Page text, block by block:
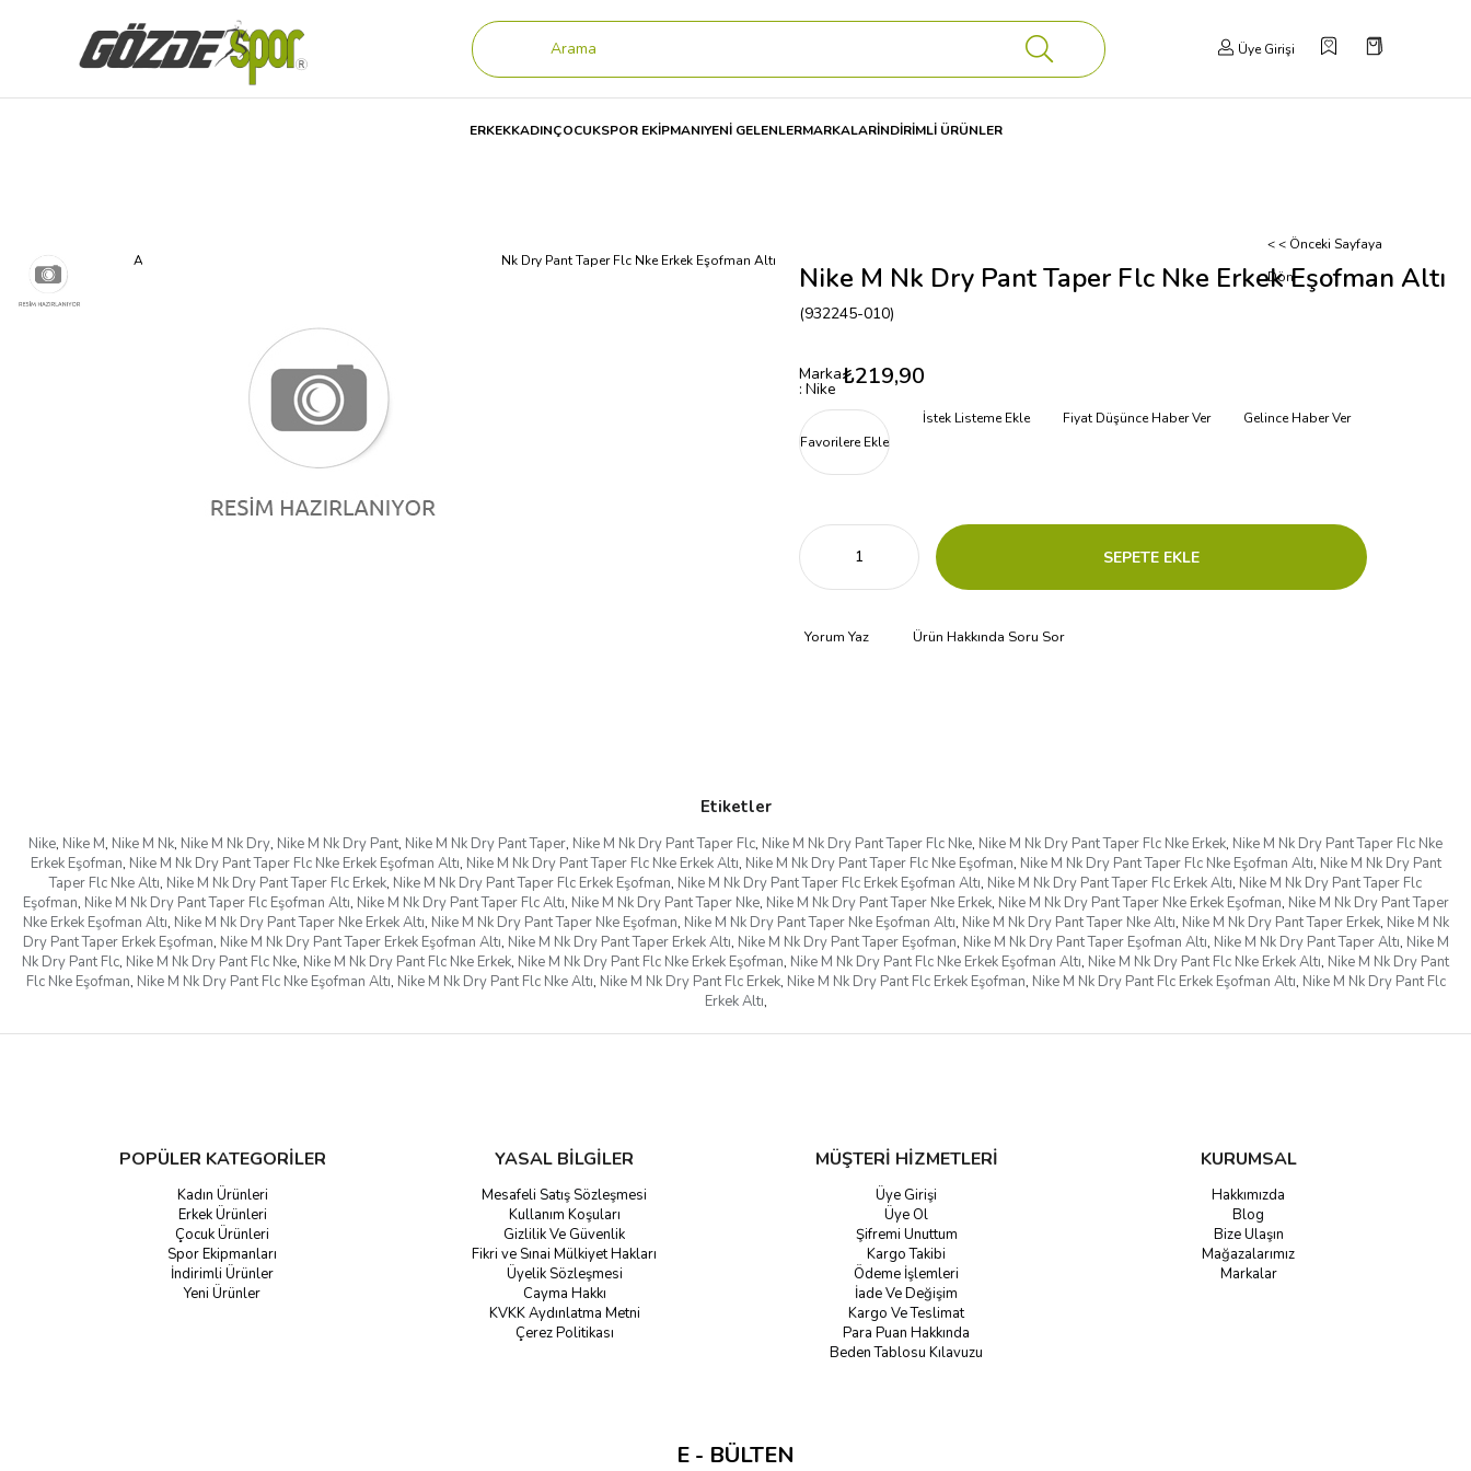
Üye Girişi
ERKEKKADINÇOCUKSPOR EKİPMANIYENİ GELENLERMARKALARİNDİRİMLİ ÜRÜNLER
Anasayfa Nike M Nk Dry Pant Taper Flc Nke Erkek Eşofman Altı
< < Önceki Sayfaya
Dön
Nike M Nk Dry Pant Taper Flc Nke Erkek Eşofman Altı
(932245-010)
Marka
: Nike ₺219,90
Favorilere Ekle
İstek Listeme Ekle Fiyat Düşünce Haber Ver Gelince Haber Ver
Yorum Yaz Ürün Hakkında Soru Sor
Etiketler
Nike, Nike M, Nike M Nk, Nike M Nk Dry, Nike M Nk Dry Pant, Nike M Nk Dry Pant Taper, Nike M Nk Dry Pant Taper Flc, Nike M Nk Dry Pant Taper Flc Nke, Nike M Nk Dry Pant Taper Flc Nke Erkek, Nike M Nk Dry Pant Taper Flc Nke
Erkek Eşofman, Nike M Nk Dry Pant Taper Flc Nke Erkek Eşofman Altı, Nike M Nk Dry Pant Taper Flc Nke Erkek Altı, Nike M Nk Dry Pant Taper Flc Nke Eşofman, Nike M Nk Dry Pant Taper Flc Nke Eşofman Altı, Nike M Nk Dry Pant
Taper Flc Nke Altı, Nike M Nk Dry Pant Taper Flc Erkek, Nike M Nk Dry Pant Taper Flc Erkek Eşofman, Nike M Nk Dry Pant Taper Flc Erkek Eşofman Altı, Nike M Nk Dry Pant Taper Flc Erkek Altı, Nike M Nk Dry Pant Taper Flc
Eşofman, Nike M Nk Dry Pant Taper Flc Eşofman Altı, Nike M Nk Dry Pant Taper Flc Altı, Nike M Nk Dry Pant Taper Nke, Nike M Nk Dry Pant Taper Nke Erkek, Nike M Nk Dry Pant Taper Nke Erkek Eşofman, Nike M Nk Dry Pant Taper
Nke Erkek Eşofman Altı, Nike M Nk Dry Pant Taper Nke Erkek Altı, Nike M Nk Dry Pant Taper Nke Eşofman, Nike M Nk Dry Pant Taper Nke Eşofman Altı, Nike M Nk Dry Pant Taper Nke Altı, Nike M Nk Dry Pant Taper Erkek, Nike M Nk
Dry Pant Taper Erkek Eşofman, Nike M Nk Dry Pant Taper Erkek Eşofman Altı, Nike M Nk Dry Pant Taper Erkek Altı, Nike M Nk Dry Pant Taper Eşofman, Nike M Nk Dry Pant Taper Eşofman Altı, Nike M Nk Dry Pant Taper Altı, Nike M
Nk Dry Pant Flc, Nike M Nk Dry Pant Flc Nke, Nike M Nk Dry Pant Flc Nke Erkek, Nike M Nk Dry Pant Flc Nke Erkek Eşofman, Nike M Nk Dry Pant Flc Nke Erkek Eşofman Altı, Nike M Nk Dry Pant Flc Nke Erkek Altı, Nike M Nk Dry Pant
Flc Nke Eşofman, Nike M Nk Dry Pant Flc Nke Eşofman Altı, Nike M Nk Dry Pant Flc Nke Altı, Nike M Nk Dry Pant Flc Erkek, Nike M Nk Dry Pant Flc Erkek Eşofman, Nike M Nk Dry Pant Flc Erkek Eşofman Altı, Nike M Nk Dry Pant Flc
Erkek Altı,
POPÜLER KATEGORİLER
Kadın Ürünleri
Erkek Ürünleri
Çocuk Ürünleri
Spor Ekipmanları
İndirimli Ürünler
Yeni Ürünler
YASAL BİLGİLER
Mesafeli Satış Sözleşmesi
Kullanım Koşuları
Gizlilik Ve Güvenlik
Fikri ve Sınai Mülkiyet Hakları
Üyelik Sözleşmesi
Cayma Hakkı
KVKK Aydınlatma Metni
Çerez Politikası
MÜŞTERİ HİZMETLERİ
Üye Girişi
Üye Ol
Şifremi Unuttum
Kargo Takibi
Ödeme İşlemleri
İade Ve Değişim
Kargo Ve Teslimat
Para Puan Hakkında
Beden Tablosu Kılavuzu
KURUMSAL
Hakkımızda
Blog
Bize Ulaşın
Mağazalarımız
Markalar
E - BÜLTEN